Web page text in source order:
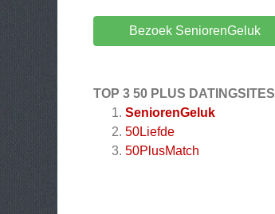
Bezoek SeniorenGeluk
TOP 3 50 PLUS DATINGSITES
SeniorenGeluk
50Liefde
50PlusMatch